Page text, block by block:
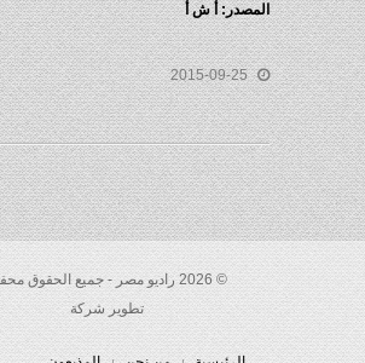
المصدر: أ ش أ
2015-09-25
© 2026 راديو مصر - جميع الحقوق محفوظة. |
تطوير شركة